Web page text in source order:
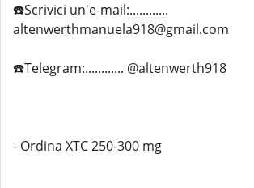
☎️Scrivici un'e-mail:............
altenwerthmanuela918@gmail.com
☎️Telegram:............ @altenwerth918
- Ordina XTC 250-300 mg